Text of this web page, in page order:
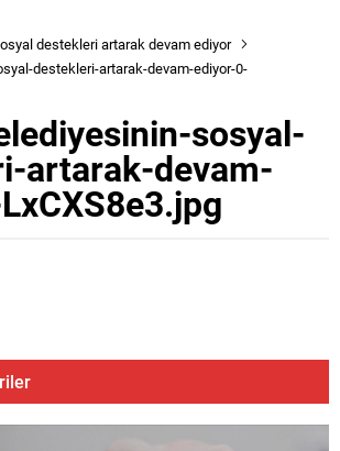
destekleri artarak devam ediyor
destekleri-artarak-devam-ediyor-0-
sosyal-
artarak-devam-